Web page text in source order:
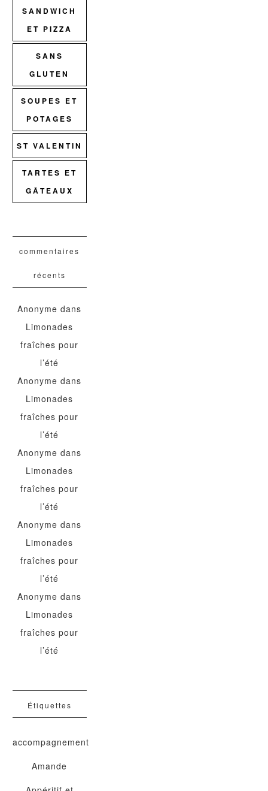
SANDWICH
ET PIZZA
SANS
GLUTEN
SOUPES ET
POTAGES
ST VALENTIN
TARTES ET
GÂTEAUX
commentaires
récents
Anonyme dans
Limonades
fraîches pour
l’été
Anonyme dans
Limonades
fraîches pour
l’été
Anonyme dans
Limonades
fraîches pour
l’été
Anonyme dans
Limonades
fraîches pour
l’été
Anonyme dans
Limonades
fraîches pour
l’été
Étiquettes
accompagnement
Amande